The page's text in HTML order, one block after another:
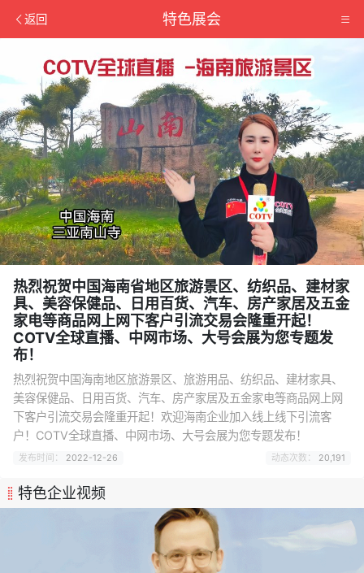
返回 特色展会
热烈祝贺中国海南省地区旅游景区、纺织品、建材家
具、美容保健品、日用百货、汽车、房产家居及五金
家电等商品网上网下客户引流交易会隆重开起！
COTV全球直播、中网市场、大号会展为您专题发
布！
热烈祝贺中国海南地区旅游景区、旅游用品、纺织品、建材家具、
美容保健品、日用百货、汽车、房产家居及五金家电等商品网上网
下客户引流交易会隆重开起！欢迎海南企业加入线上线下引流客
户！COTV全球直播、中网市场、大号会展为您专题发布！
发布时间： 2022-12-26 动态次数： 20,191
特色企业视频